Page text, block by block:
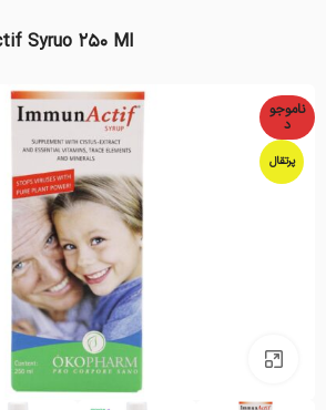
Syruo 250 Ml
ناموجو
د
پرتقال